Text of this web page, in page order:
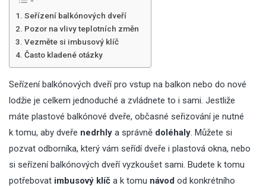
Seřízení balkónových dveří
Pozor na vlivy teplotních změn
Vezměte si imbusový klíč
Často kladené otázky
Seřízení balkónových dveří pro vstup na balkon nebo do nové
lodžie je celkem jednoduché a zvládnete to i sami. Jestliže
máte plastové balkónové dveře, občasné seřizování je nutné
k tomu, aby dveře nedrhly a správně doléhaly. Můžete si
pozvat odborníka, který vám seřídí dveře i plastová okna, nebo
si seřízení balkónových dveří vyzkoušet sami. Budete k tomu
potřebovat imbusový klíč a k tomu návod od konkrétního